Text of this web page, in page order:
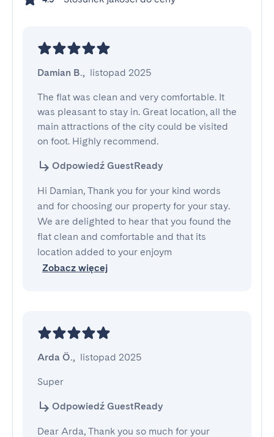
Damian B., listopad 2025
The flat was clean and very comfortable. It
was pleasant to stay in. Great location, all the
main attractions of the city could be visited
on foot. Highly recommend.
Odpowiedź GuestReady
Hi Damian, Thank you for your kind words
and for choosing our property for your stay.
We are delighted to hear that you found the
flat clean and comfortable and that its
location added to your enjoym
Zobacz więcej
Arda Ö., listopad 2025
Super
Odpowiedź GuestReady
Dear Arda, Thank you so much for your